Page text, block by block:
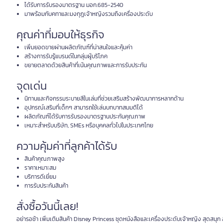
ได้รับการรับรองมาตรฐาน มอก.685-2540
มาพร้อมกับคทาและมงกุฎเจ้าหญิงรวมถึงเครื่องประดับ
คุณค่าที่มอบให้ธุรกิจ
เพิ่มยอดขายผ่านผลิตภัณฑ์ที่น่าสนใจและคุ้มค่า
สร้างการรับรู้แบรนด์ในกลุ่มผู้บริโภค
ขยายตลาดด้วยสินค้าที่เน้นคุณภาพและการรับประกัน
จุดเด่น
นิทานและกิจกรรมระบายสีในเล่มที่ช่วยเสริมสร้างพัฒนาการหลากด้าน
อุปกรณ์เสริมที่เด็กๆ สามารถใช้เล่นบทบาทสมมติได้
ผลิตภัณฑ์ได้รับการรับรองมาตรฐานประกันคุณภาพ
เหมาะสำหรับบริษัท, SMEs หรือบุคคลทั่วไปในประเทศไทย
ความคุ้มค่าที่ลูกค้าได้รับ
สินค้าคุณภาพสูง
ราคาเหมาะสม
บริการดีเยี่ยม
การรับประกันสินค้า
สั่งซื้อวันนี้เลย!
อย่ารอช้า เพิ่มเติมสินค้า Disney Princess ชุดหนังสือและเครื่องประดับเจ้าหญิง สุด